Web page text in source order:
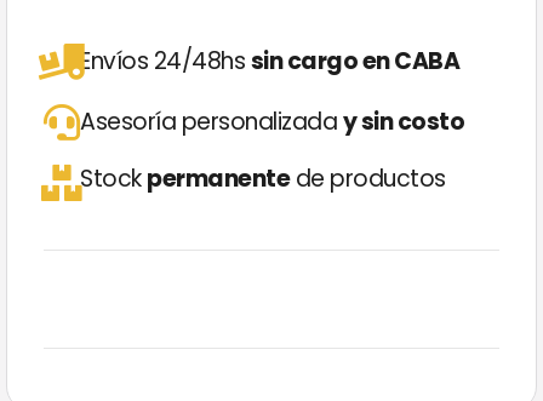
Envíos 24/48hssin cargo en CABA
Asesoría personalizaday sin costo
Stockpermanentede productos